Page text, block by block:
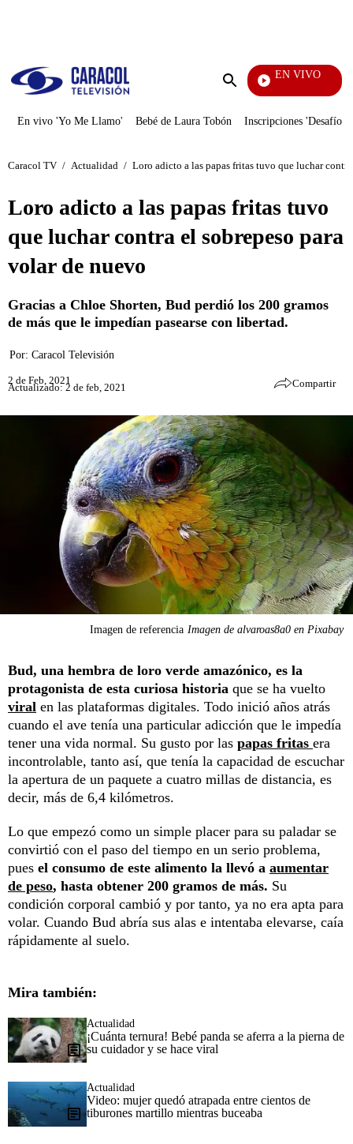
Enviar
EN VIVO
Noticias Caracol
En vivo 'Yo Me Llamo' Bebé de Laura Tobón Inscripciones 'Desafío'
Caracol TV / Actualidad / Loro adicto a las papas fritas tuvo que luchar
Loro adicto a las papas fritas tuvo
que luchar contra el sobrepeso para
volar de nuevo
Gracias a Chloe Shorten, Bud perdió los 200 gramos
de más que le impedían pasearse con libertad.
Por: Caracol Televisión
2 de Feb, 2021
Actualizado: 2 de feb, 2021 Compartir
Imagen de referencia Imagen de alvaroas8a0 en Pixabay
Bud, una hembra de loro verde amazónico, es la
protagonista de esta curiosa historia que se ha vuelto
viral en las plataformas digitales. Todo inició años atrás
cuando el ave tenía una particular adicción que le impedía
tener una vida normal. Su gusto por las papas fritas era
incontrolable, tanto así, que tenía la capacidad de escuchar
la apertura de un paquete a cuatro millas de distancia, es
decir, más de 6,4 kilómetros.
Lo que empezó como un simple placer para su paladar se
convirtió con el paso del tiempo en un serio problema,
pues el consumo de este alimento la llevó a aumentar
de peso, hasta obtener 200 gramos de más. Su
condición corporal cambió y por tanto, ya no era apta para
volar. Cuando Bud abría sus alas e intentaba elevarse, caía
rápidamente al suelo.
Mira también:
Actualidad
¡Cuánta ternura! Bebé panda se aferra a la pierna de
su cuidador y se hace viral
Actualidad
Video: mujer quedó atrapada entre cientos de
tiburones martillo mientras buceaba